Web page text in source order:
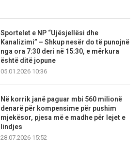
Sportelet e NP “Ujësjellësi dhe
Kanalizimi” – Shkup nesër do të punojnë
nga ora 7:30 deri në 15:30, e mërkura
është ditë jopune
05.01.2026 10:36
Në korrik janë paguar mbi 560 milionë
denarë për kompensime për pushim
mjekësor, pjesa më e madhe për lejet e
lindjes
28.07.2026 15:52